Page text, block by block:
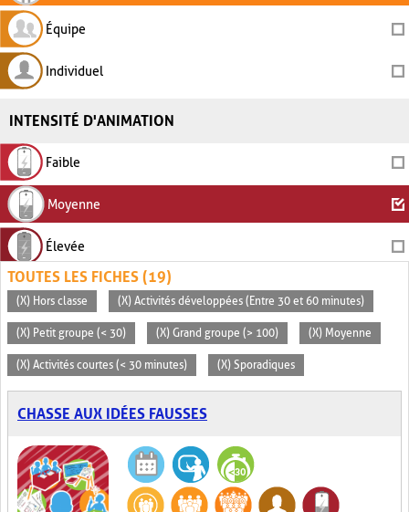
Équipe
Individuel
INTENSITÉ D'ANIMATION
Faible
Moyenne
Élevée
TOUTES LES FICHES (19)
(X) Hors classe (X) Activités développées (Entre 30 et 60 minutes)
(X) Petit groupe (< 30) (X) Grand groupe (> 100) (X) Moyenne
(X) Activités courtes (< 30 minutes) (X) Sporadiques
CHASSE AUX IDÉES FAUSSES